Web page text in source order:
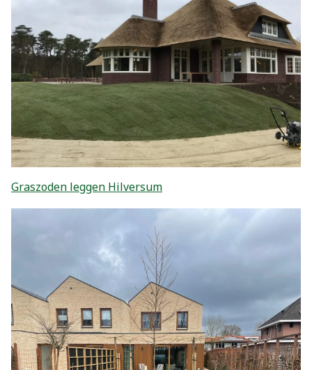
Graszoden leggen Hilversum